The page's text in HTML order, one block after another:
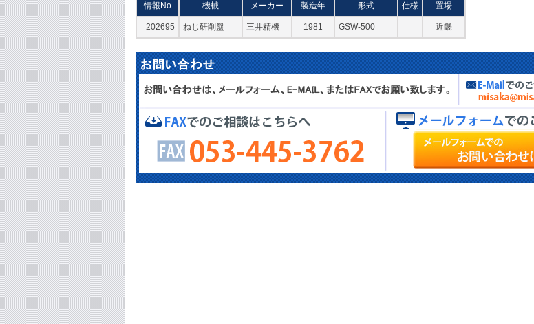
情報No 機械 メーカー 製造年 形式 仕様 置場
202695 ねじ研削盤 三井精機 1981 GSW-500 近畿